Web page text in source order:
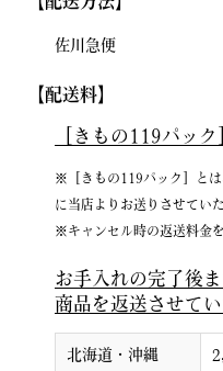
佐川急便
【配送料】
［きもの119パッ
※［きもの119パック］と
に当店よりお送りさせてい
※キャンセル時の返送料金
お手入れの完了後
商品を返送させて
北海道・沖縄